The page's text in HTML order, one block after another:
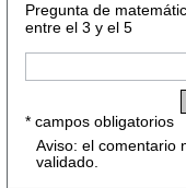
Pregunta de
entre el 3 y el 5
* campos obligatorios
Aviso: el comentario
validado.